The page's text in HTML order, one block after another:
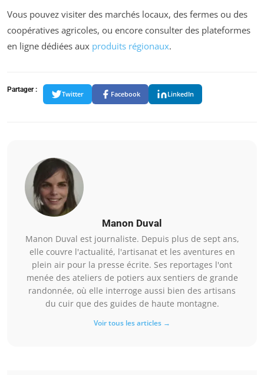
Vous pouvez visiter des marchés locaux, des fermes ou des
coopératives agricoles, ou encore consulter des plateformes
en ligne dédiées aux produits régionaux.
Partager :
Twitter Facebook LinkedIn
Manon Duval
Manon Duval est journaliste. Depuis plus de sept ans,
elle couvre l'actualité, l'artisanat et les aventures en
plein air pour la presse écrite. Ses reportages l'ont
menée des ateliers de potiers aux sentiers de grande
randonnée, où elle interroge aussi bien des artisans
du cuir que des guides de haute montagne.
Voir tous les articles →